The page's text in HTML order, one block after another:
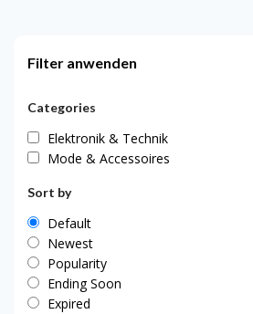
Filter anwenden
Categories
Elektronik & Technik
Mode & Accessoires
Sort by
Default
Newest
Popularity
Ending Soon
Expired